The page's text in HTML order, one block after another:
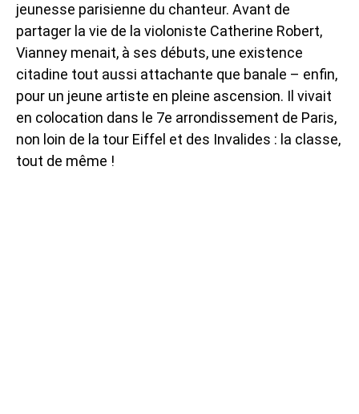
jeunesse parisienne du chanteur. Avant de
partager la vie de la violoniste Catherine Robert,
Vianney menait, à ses débuts, une existence
citadine tout aussi attachante que banale – enfin,
pour un jeune artiste en pleine ascension. Il vivait
en colocation dans le 7e arrondissement de Paris,
non loin de la tour Eiffel et des Invalides : la classe,
tout de même !